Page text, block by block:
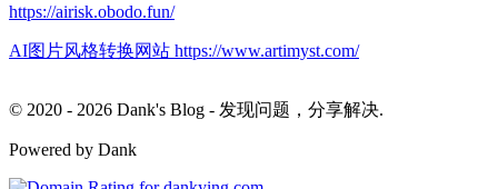
https://airisk.obodo.fun/
AI图片风格转换网站 https://www.artimyst.com/
© 2020 - 2026 Dank's Blog - 发现问题，分享解决.
Powered by Dank